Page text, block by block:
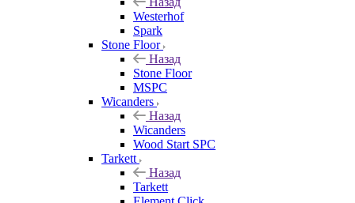
Westerhof
Spark
Stone Floor
Назад
Stone Floor
MSPC
Wicanders
Назад
Wicanders
Wood Start SPC
Tarkett
Назад
Tarkett